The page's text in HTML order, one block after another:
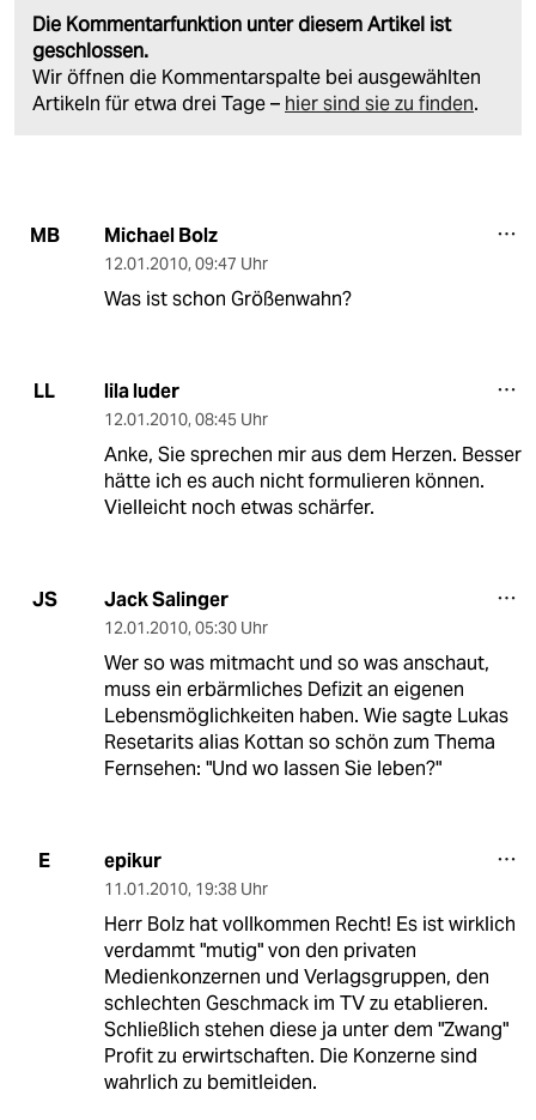
Die Kommentarfunktion unter diesem Artikel ist
geschlossen.
Wir öffnen die Kommentarspalte bei ausgewählten
Artikeln für etwa drei Tage – hier sind sie zu finden.
MB Michael Bolz
12.01.2010, 09:47 Uhr
Was ist schon Größenwahn?
LL lila luder
12.01.2010, 08:45 Uhr
Anke, Sie sprechen mir aus dem Herzen. Besser
hätte ich es auch nicht formulieren können.
Vielleicht noch etwas schärfer.
JS Jack Salinger
12.01.2010, 05:30 Uhr
Wer so was mitmacht und so was anschaut,
muss ein erbärmliches Defizit an eigenen
Lebensmöglichkeiten haben. Wie sagte Lukas
Resetarits alias Kottan so schön zum Thema
Fernsehen: "Und wo lassen Sie leben?"
E epikur
11.01.2010, 19:38 Uhr
Herr Bolz hat vollkommen Recht! Es ist wirklich
verdammt "mutig" von den privaten
Medienkonzernen und Verlagsgruppen, den
schlechten Geschmack im TV zu etablieren.
Schließlich stehen diese ja unter dem "Zwang"
Profit zu erwirtschaften. Die Konzerne sind
wahrlich zu bemitleiden.